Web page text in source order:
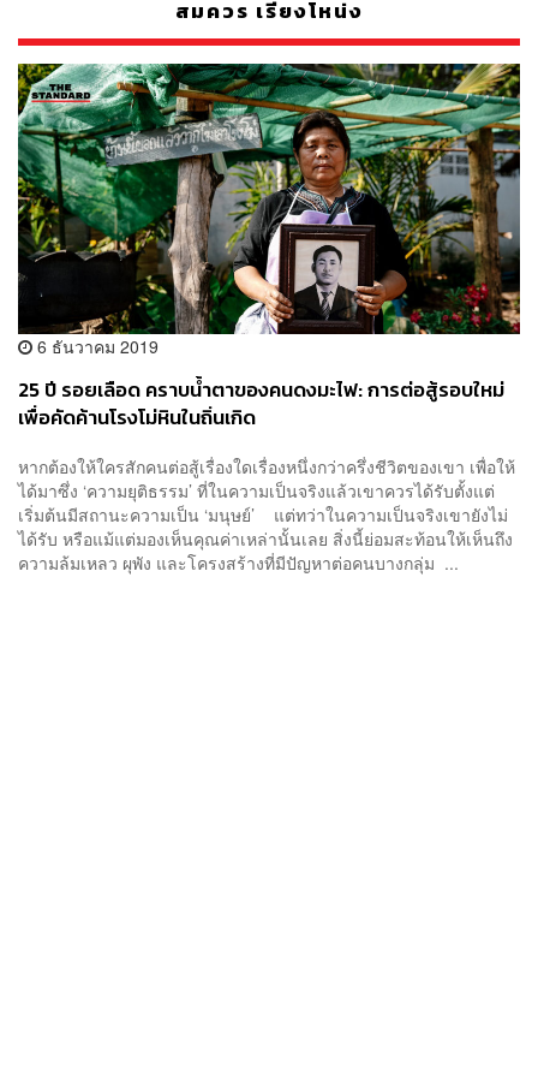
สมควร เรียงโหน่ง
6 ธันวาคม 2019
25 ปี รอยเลือด คราบน้ำตาของคนดงมะไฟ: การต่อสู้รอบใหม่
เพื่อคัดค้านโรงโม่หินในถิ่นเกิด
หากต้องให้ใครสักคนต่อสู้เรื่องใดเรื่องหนึ่งกว่าครึ่งชีวิตของเขา เพื่อให้
ได้มาซึ่ง ‘ความยุติธรรม’ ที่ในความเป็นจริงแล้วเขาควรได้รับตั้งแต่
เริ่มต้นมีสถานะความเป็น ‘มนุษย์’ แต่ทว่าในความเป็นจริงเขายังไม่
ได้รับ หรือแม้แต่มองเห็นคุณค่าเหล่านั้นเลย สิ่งนี้ย่อมสะท้อนให้เห็นถึง
ความล้มเหลว ผุพัง และโครงสร้างที่มีปัญหาต่อคนบางกลุ่ม ...